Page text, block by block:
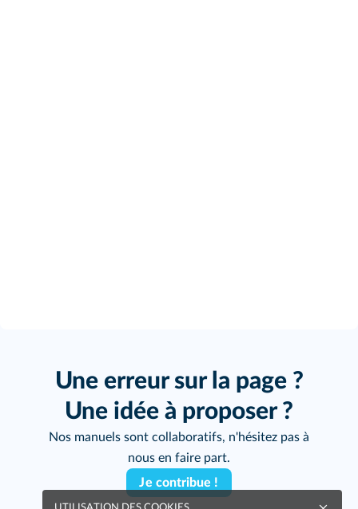
Une erreur sur la page ?
Une idée à proposer ?
Nos manuels sont collaboratifs, n'hésitez pas à
nous en faire part.
Je contribue !